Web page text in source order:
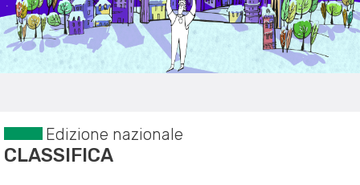
Edizione nazionale
CLASSIFICA